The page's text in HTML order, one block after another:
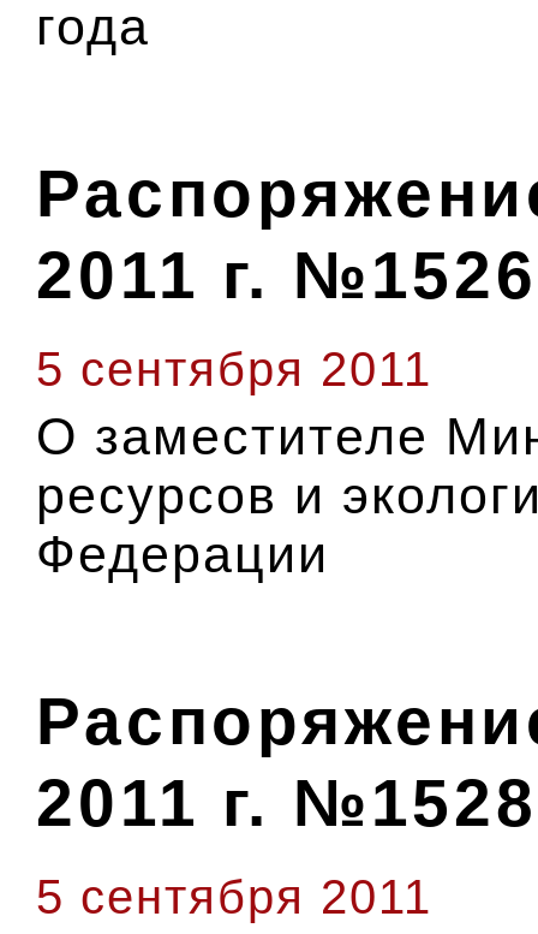
года
2011 г.
5 сентября 2011
О заместителе
ресурсов и
Федерации
2011 г.
5 сентября 2011